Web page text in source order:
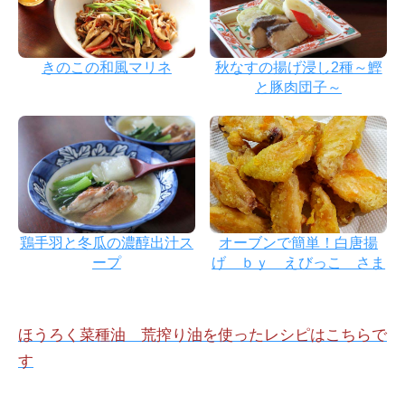
きのこの和風マリネ
秋なすの揚げ浸し2種～鰹
と豚肉団子～
鶏手羽と冬瓜の濃醇出汁ス
ープ
オーブンで簡単！白唐揚
げ ｂｙ えびっこ さま
ほうろく菜種油 荒搾り油を使ったレシピはこちらで
す